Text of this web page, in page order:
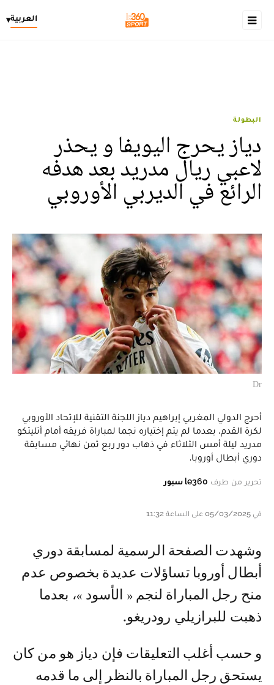
العربية▾
البطولة
دياز يحرج اليويفا و يحذر
لاعبي ريال مدريد بعد هدفه
الرائع في الديربي الأوروبي
Dr
أحرج الدولي المغربي إبراهيم دياز اللجنة التقنية للإتحاد الأوروبي
لكرة القدم، بعدما لم يتم إختياره نجما لمباراة فريقه أمام أتليتكو
مدريد ليلة أمس الثلاثاء في ذهاب دور ربع ثمن نهائي مسابقة
دوري أبطال أوروبا.
تحرير من طرف le360 سبور
في 05/03/2025 على الساعة 11:32
و شهدت الصفحة الرسمية لمسابقة دوري
أبطال أوروبا تساؤلات عديدة بخصوص عدم
منح رجل المباراة لنجم « الأسود »، بعدما
ذهبت للبرازيلي رودريغو.
و حسب أغلب التعليقات فإن دياز هو من كان
يستحق رجل المباراة بالنظر إلى ما قدمه